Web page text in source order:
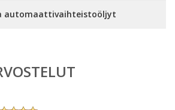
automaattivaihteistoöljyt